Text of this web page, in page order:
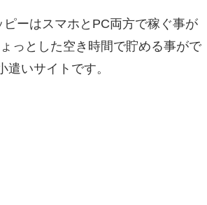
ーはスマホとPC両方で稼ぐ事が
っとした空き時間で貯める事がで
いサイトです。